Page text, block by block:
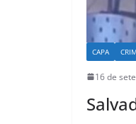
CAPA
16 de